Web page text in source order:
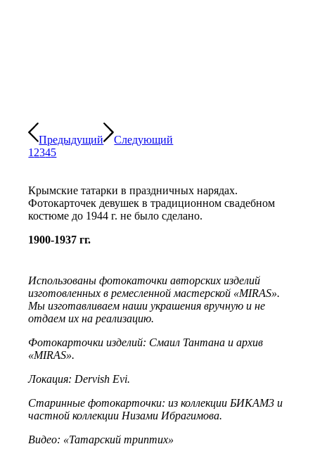
Предыдущий
Следующий
1 2345
Крымские татарки в праздничных нарядах.
Фотокарточек девушек в традиционном свадебном
костюме до 1944 г. не было сделано.
1900-1937 гг.
Использованы фотокаточки авторских изделий
изготовленных в ремесленной мастерской «MIRAS».
Мы изготавливаем наши украшения вручную и не
отдаем их на реализацию.
Фотокарточки изделий: Смаил Тантана и архив
«MIRAS».
Локация: Dervish Evi.
Старинные фотокарточки: из коллекции БИКАМ3 и
частной коллекции Низами Ибрагимова.
Видео: «Татарский триптих»